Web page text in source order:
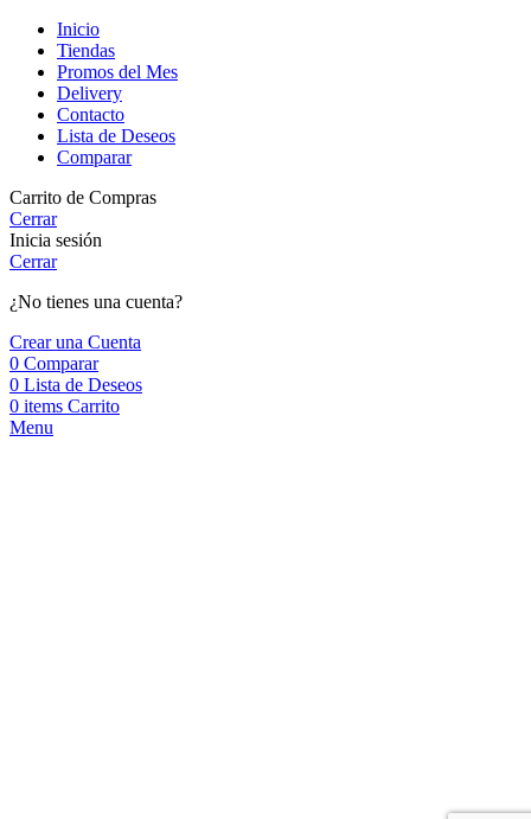
Inicio
Tiendas
Promos del Mes
Delivery
Contacto
Lista de Deseos
Comparar
Carrito de Compras
Cerrar
Inicia sesión
Cerrar
¿No tienes una cuenta?
Crear una Cuenta
0 Comparar
0 Lista de Deseos
0 items Carrito
Menu